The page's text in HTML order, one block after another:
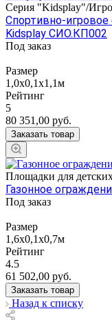
Серия "Kidsplay"/
Спортивно-
Kidsplay СИО.КП002
Под заказ
Размер
1,0х0,1х1,1м
Рейтинг
5
80 351,00 руб.
Заказать товар
Площадки для
Газонное
Под заказ
Размер
1,6х0,1х0,7м
Рейтинг
4.5
61 502,00 руб.
Заказать товар
Назад к списку